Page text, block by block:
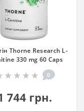
Thorne Research L-
330 mg 60 Caps
0
744 грн.